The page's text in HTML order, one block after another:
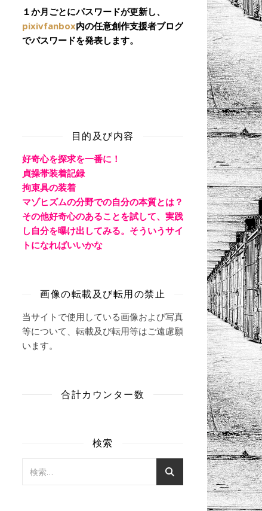
１か月ごとにパスワードが更新し、
pixivfanbox内の任意創作支援者ブログ
でパスワードを発表します。
目的及び内容
好奇心を探求を一番に！
貞操帯装着記録
拘束具の装着
マゾヒズムの分野での自分の本質とは？
その他好奇心のあることを試して、実践
し自分を曝け出してみる。そういうサイ
トになればいいかな
画像の転載及び転用の禁止
当サイトで使用している画像および写真
等について、転載及び転用等はご遠慮願
います。
合計カウンター数
検索